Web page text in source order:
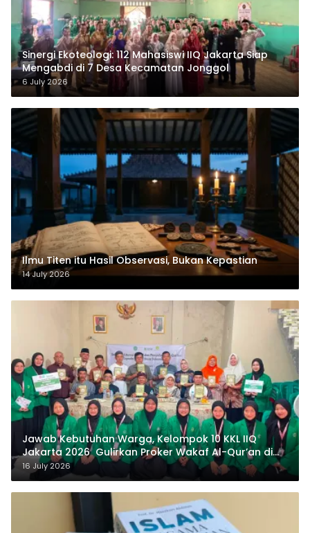
‎Sinergi Ekoteologi: 112 Mahasiswi IIQ Jakarta Siap
Mengabdi di 7 Desa Kecamatan Jonggol
6 July 2026
Ilmu Titen itu Hasil Observasi, Bukan Kepastian
14 July 2026
Jawab Kebutuhan Warga, Kelompok 10 KKL IIQ
Jakarta 2026 Gulirkan Proker Wakaf Al-Qur’an di
Sukamanah
16 July 2026